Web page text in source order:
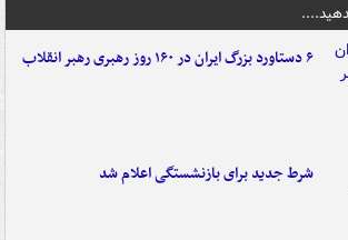
۶ دستاورد بزرگ ایران در ۱۶۰ روز رهبری رهبر انقلاب
شرط جدید برای بازنشستگی اعلام شد